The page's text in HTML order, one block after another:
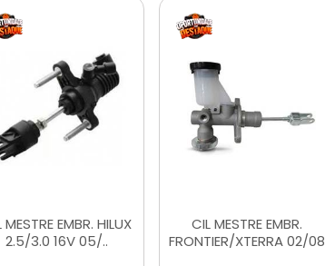
MESTRE EMBR. HILUX
2.5/3.0 16V 05/..
CIL MESTRE EMBR.
FRONTIER/XTERRA 02/08